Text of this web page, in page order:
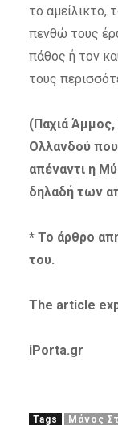
το αμείλικτο,
πενθώ τους
πάθος ή τον
τους
(Παχιά
Ολλανδού
απέναντι η
δηλαδή των
* Το άρθρο
του.
The article
iPorta.gr
Tags Μάνος